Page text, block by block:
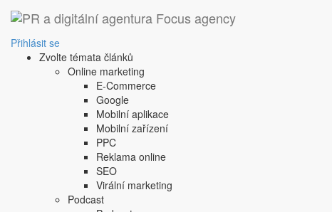
Přihlásit se
Zvolte témata článků
Online marketing
E-Commerce
Google
Mobilní aplikace
Mobilní zařízení
PPC
Reklama online
SEO
Virální marketing
Podcast